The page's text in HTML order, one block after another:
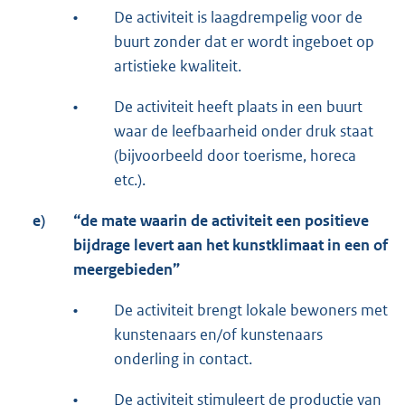
•
De activiteit is laagdrempelig voor de
buurt zonder dat er wordt ingeboet op
artistieke kwaliteit.
•
De activiteit heeft plaats in een buurt
waar de leefbaarheid onder druk staat
(bijvoorbeeld door toerisme, horeca
etc.).
e)
“de mate waarin de activiteit een positieve
bijdrage levert aan het kunstklimaat in een of
meergebieden”
•
De activiteit brengt lokale bewoners met
kunstenaars en/of kunstenaars
onderling in contact.
•
De activiteit stimuleert de productie van